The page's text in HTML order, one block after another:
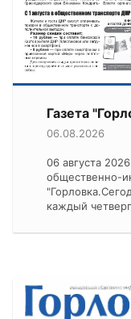
Газета
06.08.2026
06 августа
общественно-
каждый